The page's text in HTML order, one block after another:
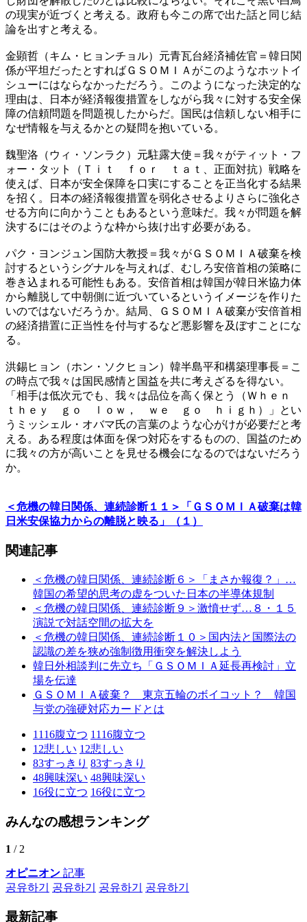
の現実が近づくと考える。政府も今この席で出た話と同じ結
論を出すと考える。
金顕哲（キム・ヒョンチョル）元青瓦台経済補佐官＝韓日関
係が平坦だったとすればＧＳＯＭＩＡがこのようなホットイ
シューにはならなかっただろう。このようになった決定的な
理由は、日本が経済報復措置をしながら我々に対する安全保
障の信頼問題を問題視したからだ。国民は信頼しない相手に
なぜ情報を与えるかとの疑問を抱いている。
魏聖洛（ウィ・ソンラク）元駐露大使＝我々がティット・フ
ォー・タット（Ｔｉｔ ｆｏｒ ｔａｔ、正面対抗）戦略を
使えば、日本が安全保障を口実にすることを正当化する結果
を招く。日本の経済報復措置を弱化させるよりさらに強化さ
せる方向に向かうこともあるという意味だ。我々が問題を解
決するにはそのような枠から抜け出す必要がある。
パク・ヨンジュン国防大教授＝我々がＧＳＯＭＩＡ破棄を検
討するというシグナルを与えれば、むしろ安倍首相の策略に
巻き込まれる可能性もある。安倍首相は韓国が韓日米協力体
から離脱して中朝側に近づいているというイメージを作りた
いのではないだろうか。結局、ＧＳＯＭＩＡ破棄が安倍首相
の経済措置に正当性を付与するなど悪影響を及ぼすことにな
る。
洪錫ヒョン（ホン・ソクヒョン）韓半島平和構築理事長＝こ
の時点で我々は国民感情と国益を共に考えざるを得ない。
「相手は低次元でも、我々は品位を高く保とう（Ｗｈｅｎ
ｔｈｅｙ ｇｏ ｌｏｗ， ｗｅ ｇｏ ｈｉｇｈ）」とい
うミッシェル・オバマ氏の言葉のような心がけが必要だと考
える。ある程度は体面を保つ対応をするものの、国益のため
に我々の方が高いことを見せる機会になるのではないだろう
か。
＜危機の韓日関係、連続診断１１＞「ＧＳＯＭＩＡ破棄は韓
日米安保協力からの離脱と映る」（１）
関連記事
＜危機の韓日関係、連続診断６＞「まさか報復？」…
韓国の希望的思考の虚をついた日本の半導体規制
＜危機の韓日関係、連続診断９＞激憤せず…８・１５
演説で対話空間の拡大を
＜危機の韓日関係、連続診断１０＞国内法と国際法の
認識の差を狭め強制徴用衝突を解決しよう
韓日外相談判に先立ち「ＧＳＯＭＩＡ延長再検討」立
場を伝達
ＧＳＯＭＩＡ破棄？ 東京五輪のボイコット？ 韓国
与党の強硬対応カードとは
1116腹立つ 1116腹立つ
12悲しい 12悲しい
83すっきり 83すっきり
48興味深い 48興味深い
16役に立つ 16役に立つ
みんなの感想ランキング
1 / 2
オピニオン 記事
공유하기
공유하기 공유하기 공유하기
最新記事